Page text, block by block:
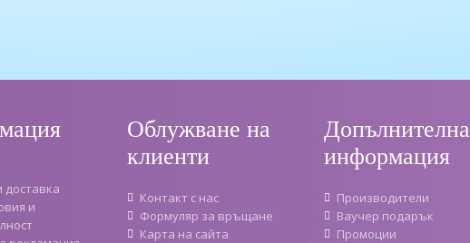
доставка
и
Облужване на
клиенти
Контакт с нас
Формуляр за връщане
Карта на сайта
Допълнителна
информация
Производители
Ваучер подарък
Промоции